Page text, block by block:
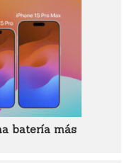
batería más